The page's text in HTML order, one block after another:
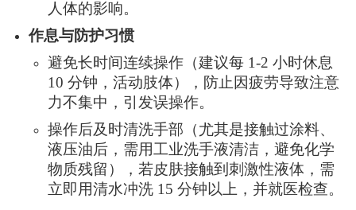
人体的影响。
作息与防护习惯
避免长时间连续操作（建议每 1-2 小时休息
10 分钟，活动肢体），防止因疲劳导致注意
力不集中，引发误操作。
操作后及时清洗手部（尤其是接触过涂料、
液压油后，需用工业洗手液清洁，避免化学
物质残留），若皮肤接触到刺激性液体，需
立即用清水冲洗 15 分钟以上，并就医检查。